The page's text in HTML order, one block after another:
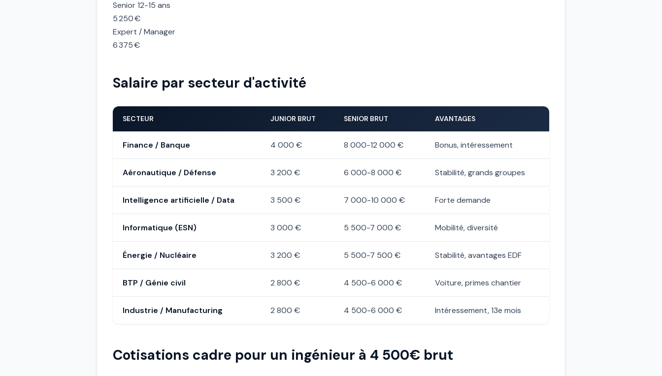
Senior 12-15 ans
5 250 €
Expert / Manager
6 375 €
Salaire par secteur d'activité
SECTEUR JUNIOR BRUT SENIOR BRUT AVANTAGES
Finance / Banque 4 000 € 8 000-12 000 € Bonus, intéressement
Aéronautique / Défense 3 200 € 6 000-8 000 € Stabilité, grands groupes
Intelligence artificielle / Data 3 500 € 7 000-10 000 € Forte demande
Informatique (ESN) 3 000 € 5 500-7 000 € Mobilité, diversité
Énergie / Nucléaire 3 200 € 5 500-7 500 € Stabilité, avantages EDF
BTP / Génie civil 2 800 € 4 500-6 000 € Voiture, primes chantier
Industrie / Manufacturing 2 800 € 4 500-6 000 € Intéressement, 13e mois
Cotisations cadre pour un ingénieur à 4 500€ brut